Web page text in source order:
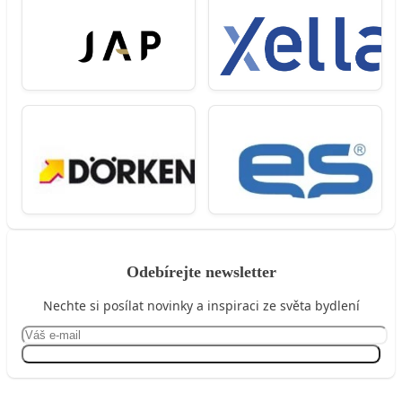
Odebírejte newsletter
Nechte si posílat novinky a inspiraci ze světa bydlení